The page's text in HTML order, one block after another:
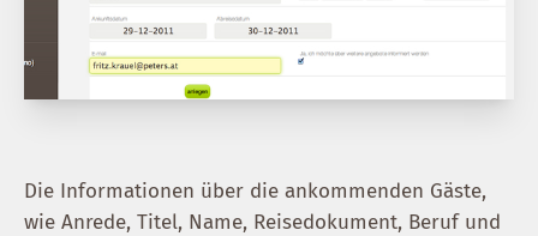
Die Informationen über die ankommenden Gäste,
wie Anrede, Titel, Name, Reisedokument, Beruf und